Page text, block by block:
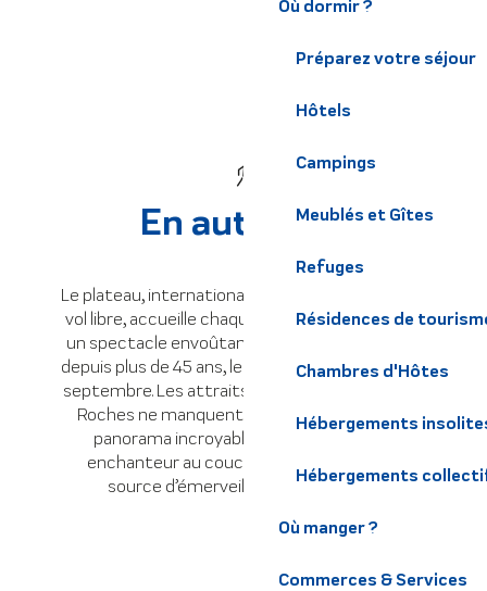
Où dormir ?
Préparez votre séjour
Hôtels
Campings
Meublés et Gîtes
Refuges
Résidences de
Chambres d'Hôtes
Hébergements
Hébergements
Où manger ?
Commerces & Services
En automne
Le plateau, internationalement reconnu pour le
vol libre, accueille chaque année la Coupe Icare,
un spectacle envoûtant pour les spectateurs
depuis plus de 45 ans, le troisième week-end de
septembre. Les attraits du Plateau des Petites
Roches ne manquent pas. Tout d’abord, son
panorama incroyable, particulièrement
enchanteur au coucher du soleil, est une
source d’émerveillement constant.